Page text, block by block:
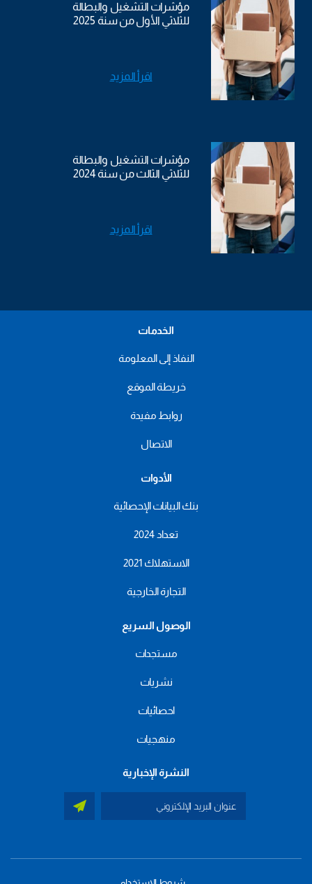
مؤشرات التشغيل والبطالة
للثلاثي الأول من سنة 2025
اقرأ المزيد
مؤشرات التشغيل والبطالة
للثلاثي الثالث من سنة 2024
اقرأ المزيد
الخدمات
النفاذ إلى المعلومة
خريطة الموقع
روابط مفيدة
الاتصال
الأدوات
بنك البيانات الإحصائية
تعداد 2024
الاستهلاك 2021
التجارة الخارجية
الوصول السريع
مستجدات
نشريات
احصائيات
منهجيات
النشرة الإخبارية